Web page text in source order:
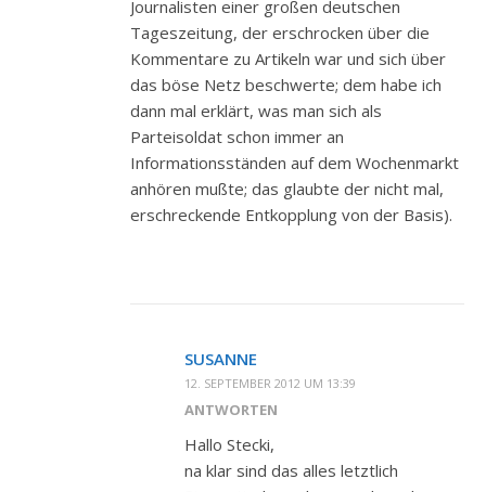
Journalisten einer großen deutschen
Tageszeitung, der erschrocken über die
Kommentare zu Artikeln war und sich über
das böse Netz beschwerte; dem habe ich
dann mal erklärt, was man sich als
Parteisoldat schon immer an
Informationsständen auf dem Wochenmarkt
anhören mußte; das glaubte der nicht mal,
erschreckende Entkopplung von der Basis).
SUSANNE
12. SEPTEMBER 2012 UM 13:39
ANTWORTEN
Hallo Stecki,
na klar sind das alles letztlich